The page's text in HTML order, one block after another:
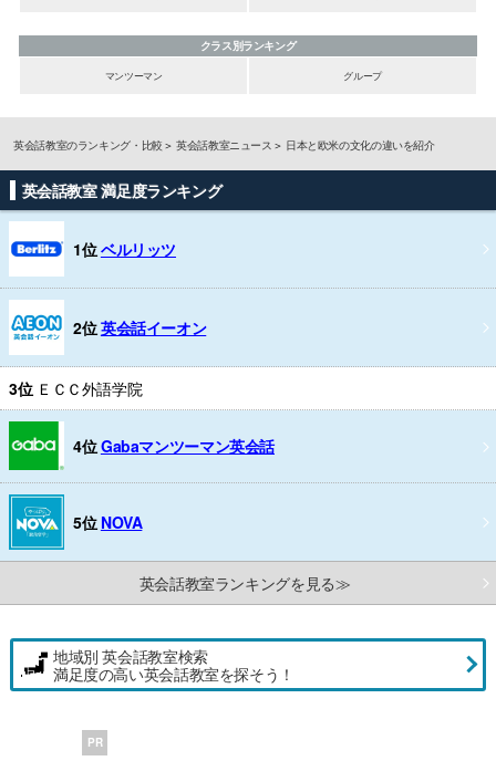
クラス別ランキング
マンツーマン
グループ
英会話教室のランキング・比較 英会話教室ニュース 日本と欧米の文化の違いを紹介
英会話教室 満足度ランキング
1位ベルリッツ
2位英会話イーオン
3位 ＥＣＣ外語学院
4位Gabaマンツーマン英会話
5位 NOVA
英会話教室ランキングを見る≫
地域別 英会話教室検索
満足度の高い英会話教室を探そう！
PR